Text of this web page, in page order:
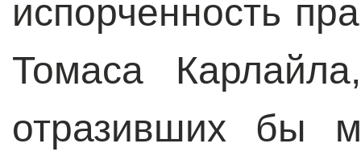
испорченность
Томаса
отразивших бы